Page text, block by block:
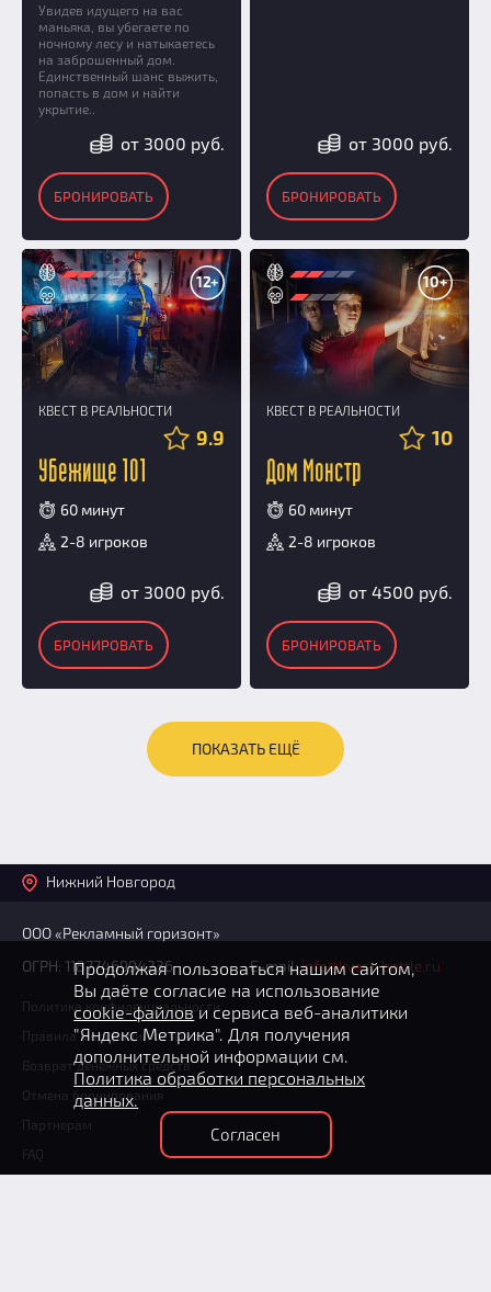
Увидев идущего на вас
маньяка, вы убегаете по
ночному лесу и натыкаетесь
на заброшенный дом.
Единственный шанс выжить,
попасть в дом и найти
укрытие..
от 3000 руб.
БРОНИРОВАТЬ
от 3000 руб.
БРОНИРОВАТЬ
12+
КВЕСТ В РЕАЛЬНОСТИ
9.9
Убежище 101
60 минут
2-8 игроков
от 3000 руб.
БРОНИРОВАТЬ
10+
КВЕСТ В РЕАЛЬНОСТИ
10
Дом Монстр
60 минут
2-8 игроков
от 4500 руб.
БРОНИРОВАТЬ
ПОКАЗАТЬ ЕЩЁ
Нижний Новгород
ООО «Рекламный горизонт»
ОГРН: 1187746994236
E-mail:info@kvest-battle.ru
Политика конфиденциальности
Правила модерации отзывов
Возврат денежных средств
Отмена бронирования
Партнерам
FAQ
Продолжая пользоваться нашим сайтом,
Вы даёте согласие на использование
cookie-файлови сервиса веб-аналитики
"Яндекс Метрика". Для получения
дополнительной информации см.
Политика обработки персональных
данных.
Согласен